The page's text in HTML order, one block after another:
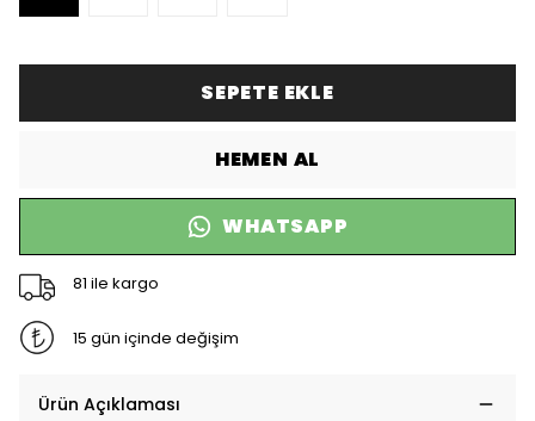
SEPETE EKLE
HEMEN AL
WHATSAPP
81 ile kargo
15 gün içinde değişim
Ürün Açıklaması